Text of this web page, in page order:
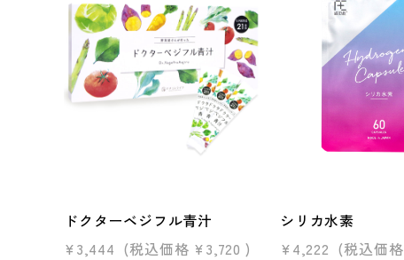
ドクターベジフル青汁
¥3,444 (税込価格 ¥3,720 )
シリカ水素
¥4,222 (税込価格